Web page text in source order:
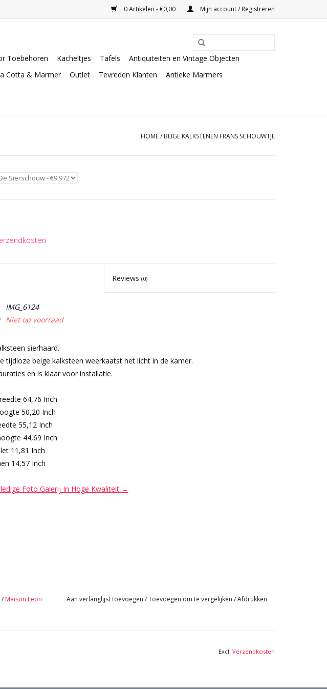
0 Artikelen - €0,00 Mijn account / Registreren
Toebehoren Kacheltjes Tafels
Antiquiteiten en Vintage Objecten
Cotta & Marmer Outlet Tevreden Klanten
Antieke Marmers
HOME/ BEIGE KALKSTENEN FRANS SCHOUWTJE
Reviews(0)
IMG_6124
Niet op voorraad
sierhaard.
tijdloze beige kalksteen weerkaatst het licht in de kamer.
en is klaar voor installatie.
64,76 Inch
50,20 Inch
55,12 Inch
44,69 Inch
11,81 Inch
14,57 Inch
Foto Galerij In Hoge Kwaliteit →
/ Maison Leon
Aan verlanglijst toevoegen /Toevoegen om te vergelijken /Afdrukken
Excl. Verzendkosten